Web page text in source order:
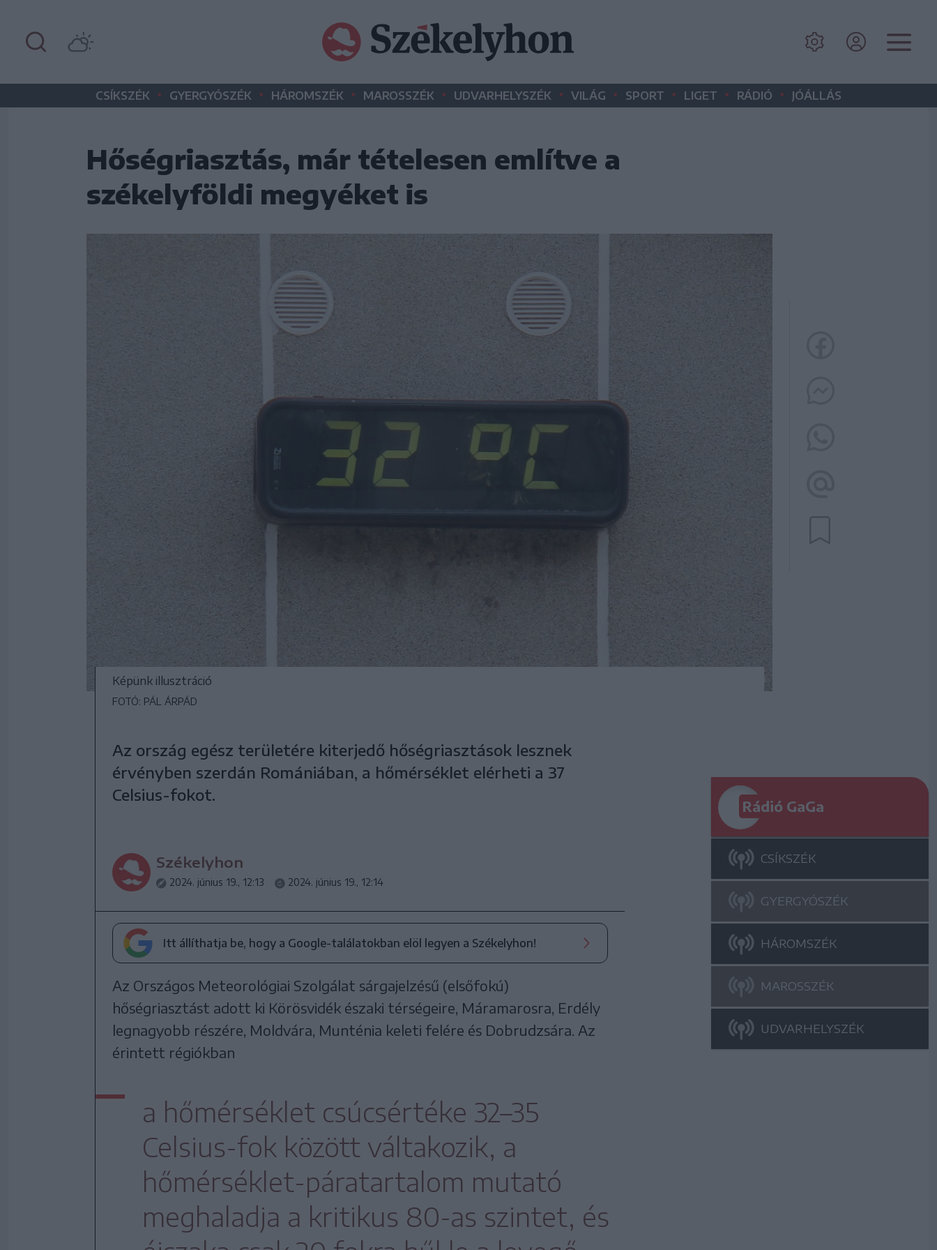
CSÍKSZÉK • GYERGYÓSZÉK • HÁROMSZÉK • MAROSSZÉK • UDVARHELYSZÉK • VILÁG • SPORT • LIGET • RÁDIÓ • JÓÁLLÁS
Hőségriasztás, már tételesen említve a
székelyföldi megyéket is
Képünk illusztráció
FOTÓ: PÁL ÁRPÁD
Az ország egész területére kiterjedő hőségriasztások lesznek
érvényben szerdán Romániában, a hőmérséklet elérheti a 37
Celsius-fokot.
Székelyhon
2024. június 19., 12:13 2024. június 19., 12:14
Itt állíthatja be, hogy a Google-találatokban elöl legyen a Székelyhon!
Az Országos Meteorológiai Szolgálat sárgajelzésű (elsőfokú)
hőségriasztást adott ki Körösvidék északi térségeire, Máramarosra, Erdély
legnagyobb részére, Moldvára, Munténia keleti felére és Dobrudzsára. Az
érintett régiókban
a hőmérséklet csúcsértéke 32–35
Celsius-fok között váltakozik, a
hőmérséklet-páratartalom mutató
meghaladja a kritikus 80-as szintet, és
Rádió GaGa
CSÍKSZÉK
GYERGYÓSZÉK
HÁROMSZÉK
MAROSSZÉK
UDVARHELYSZÉK